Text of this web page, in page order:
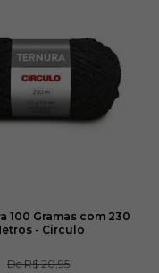
100 Gramas com 230
- Circulo
DeR$ 20,95